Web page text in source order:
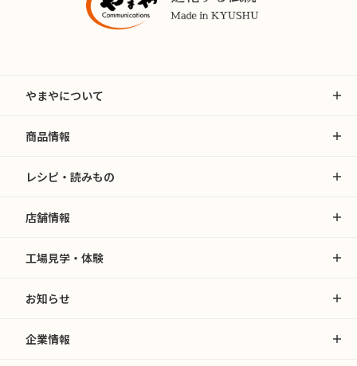
やまやについて
商品情報
レシピ・読みもの
店舗情報
工場見学・体験
お知らせ
企業情報